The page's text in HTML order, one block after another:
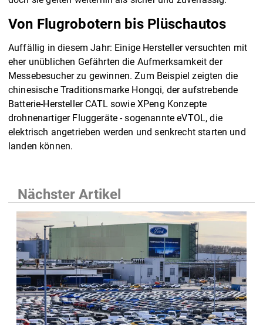
Von Flugrobotern bis Plüschautos
Auffällig in diesem Jahr: Einige Hersteller versuchten mit
eher unüblichen Gefährten die Aufmerksamkeit der
Messebesucher zu gewinnen. Zum Beispiel zeigten die
chinesische Traditionsmarke Hongqi, der aufstrebende
Batterie-Hersteller CATL sowie XPeng Konzepte
drohnenartiger Fluggeräte - sogenannte eVTOL, die
elektrisch angetrieben werden und senkrecht starten und
landen können.
Nächster Artikel